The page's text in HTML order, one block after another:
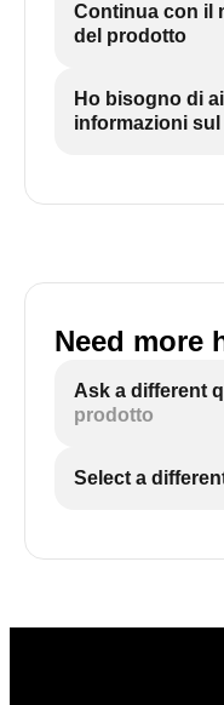
Continua con il
del prodotto
Ho bisogno di
informazioni
Need more
Ask a different
prodotto
Select a